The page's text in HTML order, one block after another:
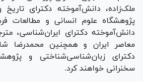
ملک‌زاده، دانش‌آموخته دکترای
پژوهشگاه علوم انسانی و مطالعات
دانش‌آموخته دکترای ایران‌شناسی،
معاصر ایران و همچنین محمدرضا
دکترای زبان‌شناسی‌شناختی و
سخنرانی خواهند کرد.